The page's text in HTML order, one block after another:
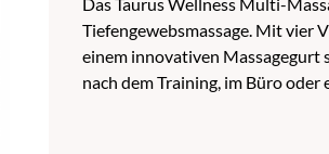
Tiefengewebsmassage. Mit vier
einem innovativen Massagegurt
nach dem Training, im Büro